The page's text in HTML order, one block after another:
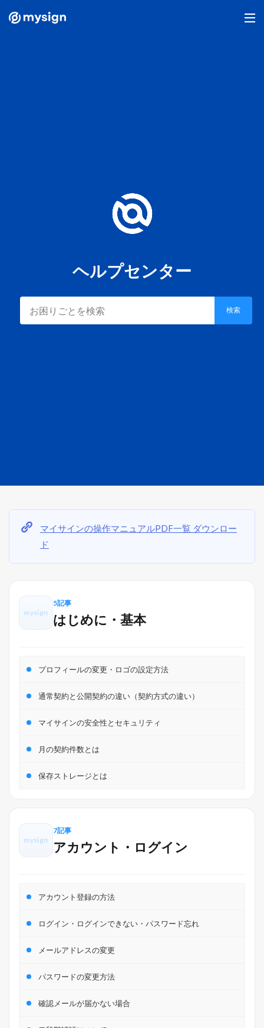
ヘルプセンター
検索
マイサインの操作マニュアルPDF一覧 ダウンロー
ド
mysign
5記事
はじめに・基本
プロフィールの変更・ロゴの設定方法
通常契約と公開契約の違い（契約方式の違い）
マイサインの安全性とセキュリティ
月の契約件数とは
保存ストレージとは
mysign
7記事
アカウント・ログイン
アカウント登録の方法
ログイン・ログインできない・パスワード忘れ
メールアドレスの変更
パスワードの変更方法
確認メールが届かない場合